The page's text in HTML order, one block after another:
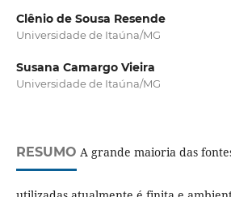
Clênio de Sousa Resende
Universidade de Itaúna/MG
Susana Camargo Vieira
Universidade de Itaúna/MG
RESUMO A grande maioria das